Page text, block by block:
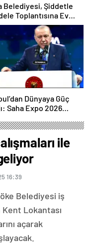
Belediyesi, Şiddetle
Toplantısına Ev
Yaptı
Dünyaya Güç
Saha Expo 2026
ile
16:39
Belediyesi iş
Lokantası
açarak